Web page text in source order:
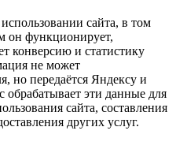
сайта, в том
он функционирует,
конверсию и статистику
не может
но передаётся Яндексу и
обрабатывает эти данные для
сайта, составления
других услуг.